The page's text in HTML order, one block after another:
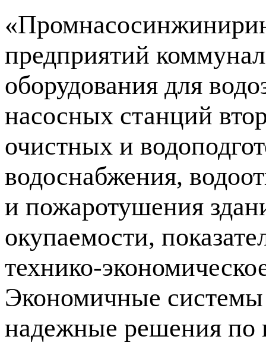
предприятий
оборудования для
насосных станций
очистных и
водоснабжения,
и пожаротушения
окупаемости,
технико-
Экономичные
надежные решения